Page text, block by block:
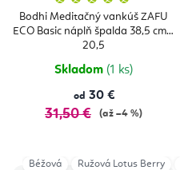
Bodhi Meditačný vankúš ZAFU
ECO Basic náplň špalda 38,5 cm x
20,5
produktu
je
5,0
Skladom (1 ks)
od 30 €
31,50 € (až –4 %)
Béžová Ružová Lotus Berry